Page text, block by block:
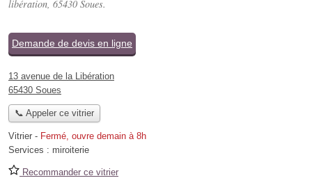
libération, 65430 Soues.
Demande de devis en ligne
13 avenue de la Libération
65430 Soues
📞 Appeler ce vitrier
Vitrier - Fermé, ouvre demain à 8h
Services : miroiterie
Recommander ce vitrier